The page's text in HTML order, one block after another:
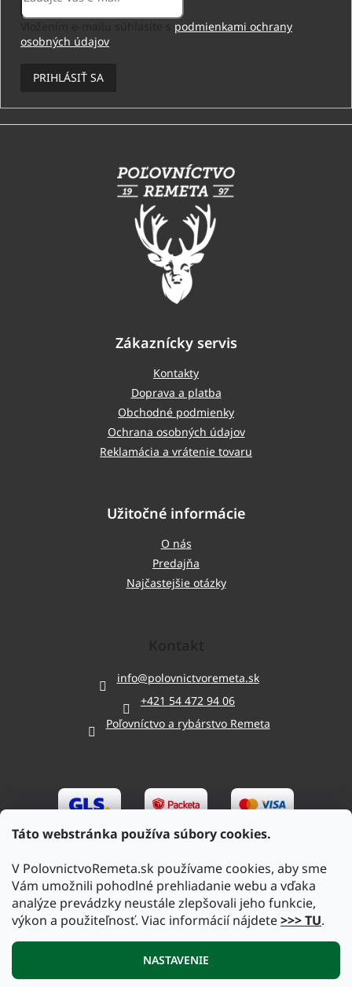
Táto webstránka používa súbory cookies.
V PolovnictvoRemeta.sk používame cookies, aby sme
Vám umožnili pohodlné prehliadanie webu a vďaka
analýze prevádzky neustále zlepšovali jeho funkcie,
výkon a použiteľnosť. Viac informácií nájdete>>> TU.
NASTAVENIE
podmienkami ochrany
osobných údajov
PRIHLÁSIŤ SA
Z
Zákaznícky servis
Kontakty
Doprava a platba
Obchodné podmienky
Ochrana osobných údajov
Reklamácia a vrátenie tovaru
Užitočné informácie
O nás
Predajňa
Najčastejšie otázky
info@polovnictvoremeta.sk
+421 54 472 94 06
Poľovníctvo a rybárstvo Remeta